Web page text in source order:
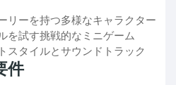
リーを持つ多様なキャラクター
を試す挑戦的なミニゲーム
スタイルとサウンドトラック
件